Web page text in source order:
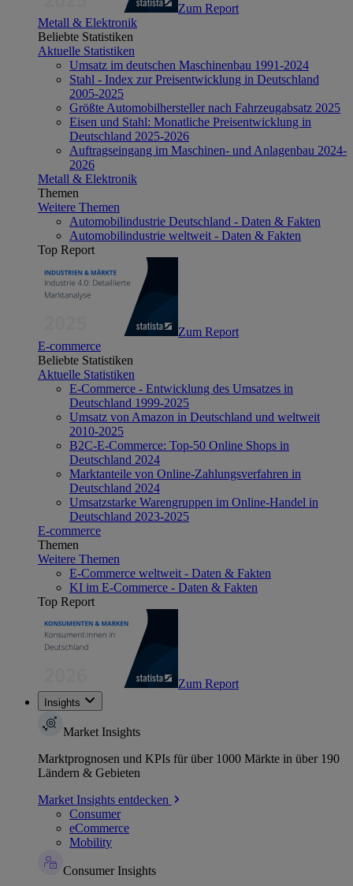
Zum Report
Metall & Elektronik
Beliebte Statistiken
Aktuelle Statistiken
Umsatz im deutschen Maschinenbau 1991-2024
Stahl - Index zur Preisentwicklung in Deutschland
2005-2025
Größte Automobilhersteller nach Fahrzeugabsatz 2025
Eisen und Stahl: Monatliche Preisentwicklung in
Deutschland 2025-2026
Auftragseingang im Maschinen- und Anlagenbau 2024-
2026
Metall & Elektronik
Themen
Weitere Themen
Automobilindustrie Deutschland - Daten & Fakten
Automobilindustrie weltweit - Daten & Fakten
Top Report
Zum Report
E-commerce
Beliebte Statistiken
Aktuelle Statistiken
E-Commerce - Entwicklung des Umsatzes in
Deutschland 1999-2025
Umsatz von Amazon in Deutschland und weltweit
2010-2025
B2C-E-Commerce: Top-50 Online Shops in
Deutschland 2024
Marktanteile von Online-Zahlungsverfahren in
Deutschland 2024
Umsatzstarke Warengruppen im Online-Handel in
Deutschland 2023-2025
E-commerce
Themen
Weitere Themen
E-Commerce weltweit - Daten & Fakten
KI im E-Commerce - Daten & Fakten
Top Report
Zum Report
Insights
Market Insights
Marktprognosen und KPIs für über 1000 Märkte in über 190
Ländern & Gebieten
Market Insights entdecken
Consumer
eCommerce
Mobility
Consumer Insights